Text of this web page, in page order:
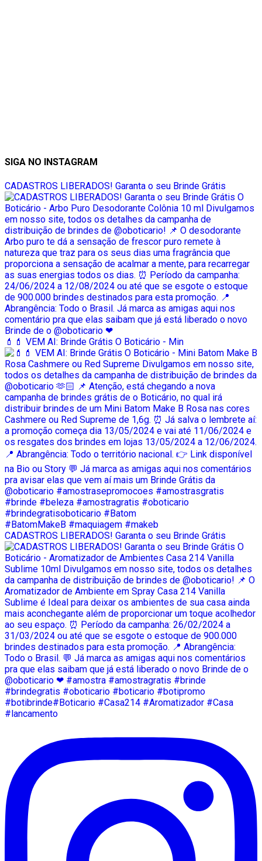
SIGA NO INSTAGRAM
CADASTROS LIBERADOS! Garanta o seu Brinde Grátis
💄💄 VEM AI: Brinde Grátis O Boticário - Min
CADASTROS LIBERADOS! Garanta o seu Brinde Grátis